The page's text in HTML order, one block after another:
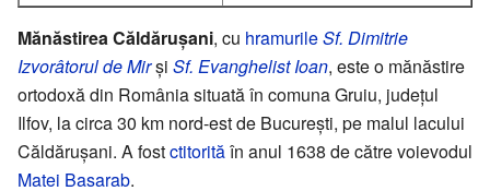
Mănăstirea Căldărușani, cu hramurileSf. Dimitrie
Izvorâtorul de Mirși Sf. Evanghelist Ioan, este o mănăstire
ortodoxă din România situată în comuna Gruiu, județul
Ilfov, la circa 30 km nord-est de București, pe malul lacului
Căldărușani. A fostctitorităîn anul 1638 de către voievodul
Matei Basarab.